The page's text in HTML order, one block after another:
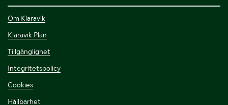
Om Klaravik
Klaravik Plan
Tillgänglighet
Integritetspolicy
Cookies
Hållbarhet